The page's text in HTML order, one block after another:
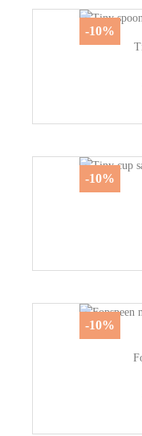
-10%
-10%
-10%